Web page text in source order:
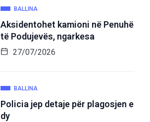
BALLINA
Aksidentohet kamioni në Penuhë
të Podujevës, ngarkesa
27/07/2026
BALLINA
Policia jep detaje për plagosjen e
dy